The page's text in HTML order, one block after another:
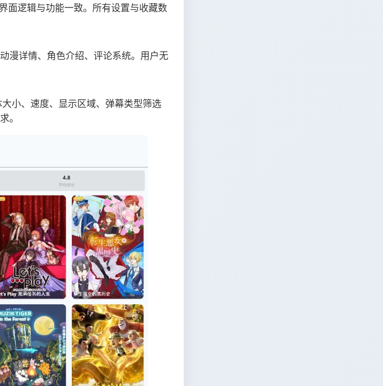
面逻辑与功能一致。所有设置与收藏数
漫详情、角色介绍、评论系统。用户无
小、速度、显示区域、弹幕类型筛选
。